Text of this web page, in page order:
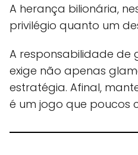
A herança bilionária,
privilégio quanto um
A responsabilidade de
exige não apenas
estratégia. Afinal,
é um jogo que poucos